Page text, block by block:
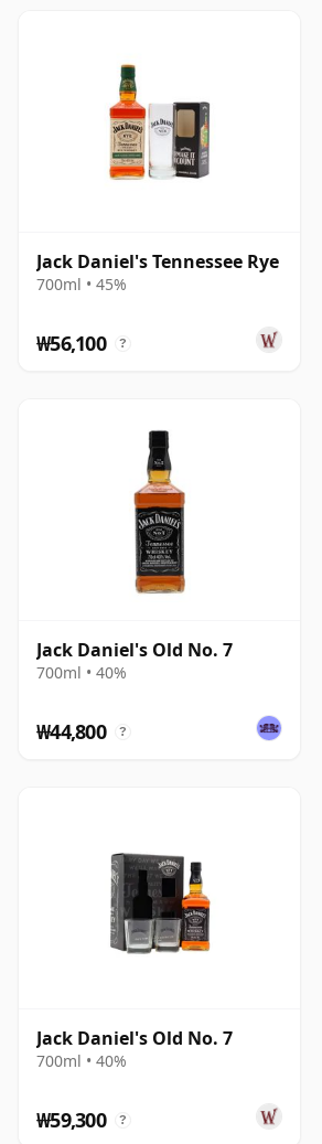
Jack Daniel's Tennessee Rye
700ml • 45%
₩56,100 ?
Jack Daniel's Old No. 7
700ml • 40%
₩44,800 ?
Jack Daniel's Old No. 7
700ml • 40%
₩59,300 ?